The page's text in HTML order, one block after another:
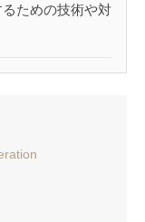
ための技術や対